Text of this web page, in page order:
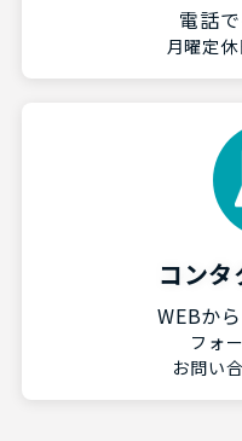
電話
月曜定
コンタ
WEBか
フォ
お問い